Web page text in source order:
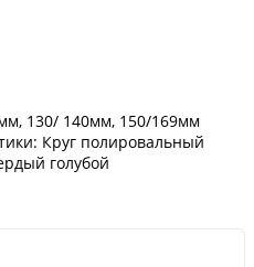
130/ 140мм, 150/169мм
Круг полировальный
голубой